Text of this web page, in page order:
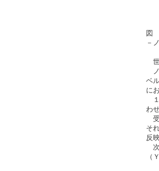
図
－
世
ノ
ベ
に
１
わ
受
そ
反
次
（